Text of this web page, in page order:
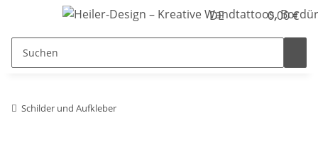
DE 0,00 €
Schilder und Aufkleber